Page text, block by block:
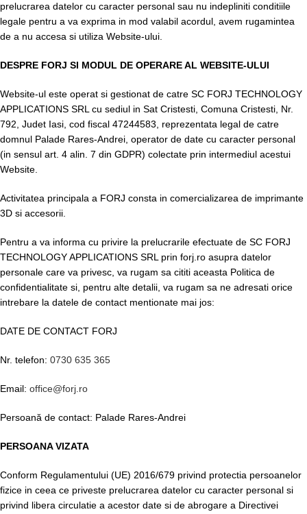
prelucrarea datelor cu caracter personal sau nu indepliniti conditiile
legale pentru a va exprima in mod valabil acordul, avem rugamintea
de a nu accesa si utiliza Website-ului.
DESPRE FORJ SI MODUL DE OPERARE AL WEBSITE-ULUI
Website-ul este operat si gestionat de catre SC FORJ TECHNOLOGY
APPLICATIONS SRL cu sediul in Sat Cristesti, Comuna Cristesti, Nr.
792, Judet Iasi, cod fiscal 47244583, reprezentata legal de catre
domnul Palade Rares-Andrei, operator de date cu caracter personal
(in sensul art. 4 alin. 7 din GDPR) colectate prin intermediul acestui
Website.
Activitatea principala a FORJ consta in comercializarea de imprimante
3D si accesorii.
Pentru a va informa cu privire la prelucrarile efectuate de SC FORJ
TECHNOLOGY APPLICATIONS SRL prin forj.ro asupra datelor
personale care va privesc, va rugam sa cititi aceasta Politica de
confidentialitate si, pentru alte detalii, va rugam sa ne adresati orice
intrebare la datele de contact mentionate mai jos:
DATE DE CONTACT FORJ
Nr. telefon: 0730 635 365
Email: office@forj.ro
Persoană de contact: Palade Rares-Andrei
PERSOANA VIZATA
Conform Regulamentului (UE) 2016/679 privind protectia persoanelor
fizice in ceea ce priveste prelucrarea datelor cu caracter personal si
privind libera circulatie a acestor date si de abrogare a Directivei